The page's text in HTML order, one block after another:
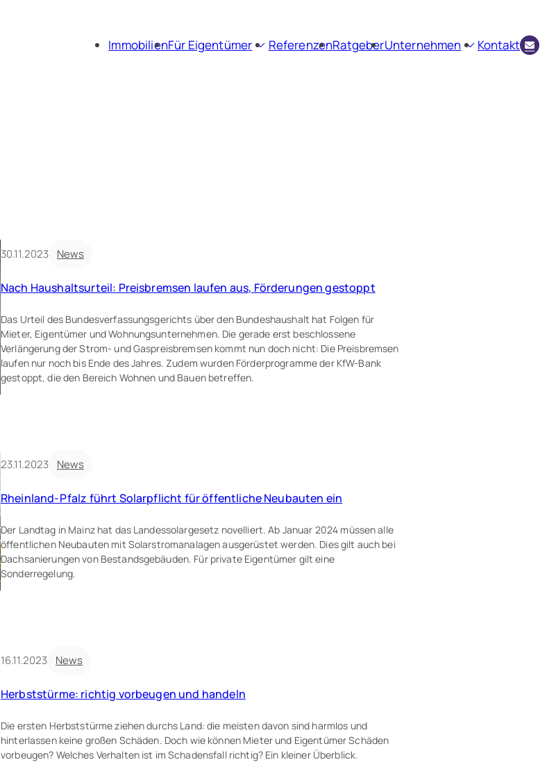
ImmobilienFür Eigentümer
ReferenzenRatgeberUnternehmen
Kontakt
30.11.2023 News
Nach Haushaltsurteil: Preisbremsen laufen aus, Förderungen gestoppt
Das Urteil des Bundesverfassungsgerichts über den Bundeshaushalt hat Folgen für
Mieter, Eigentümer und Wohnungsunternehmen. Die gerade erst beschlossene
Verlängerung der Strom- und Gaspreisbremsen kommt nun doch nicht: Die Preisbremsen
laufen nur noch bis Ende des Jahres. Zudem wurden Förderprogramme der KfW-Bank
gestoppt, die den Bereich Wohnen und Bauen betreffen.
23.11.2023 News
Rheinland-Pfalz führt Solarpflicht für öffentliche Neubauten ein
Der Landtag in Mainz hat das Landessolargesetz novelliert. Ab Januar 2024 müssen alle
öffentlichen Neubauten mit Solarstromanalagen ausgerüstet werden. Dies gilt auch bei
Dachsanierungen von Bestandsgebäuden. Für private Eigentümer gilt eine
Sonderregelung.
16.11.2023 News
Herbststürme: richtig vorbeugen und handeln
Die ersten Herbststürme ziehen durchs Land: die meisten davon sind harmlos und
hinterlassen keine großen Schäden. Doch wie können Mieter und Eigentümer Schäden
vorbeugen? Welches Verhalten ist im Schadensfall richtig? Ein kleiner Überblick.